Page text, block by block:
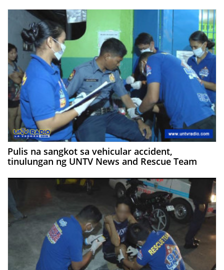
Pulis na sangkot sa vehicular accident,
tinulungan ng UNTV News and Rescue Team